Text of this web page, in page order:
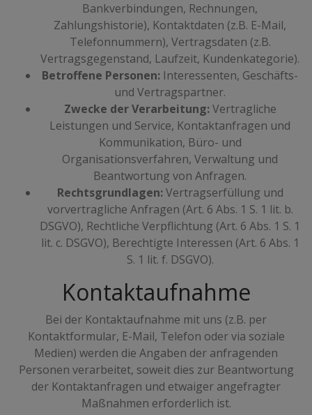
Bankverbindungen, Rechnungen,
Zahlungshistorie), Kontaktdaten (z.B. E-Mail,
Telefonnummern), Vertragsdaten (z.B.
Vertragsgegenstand, Laufzeit, Kundenkategorie).
Betroffene Personen: Interessenten, Geschäfts-
und Vertragspartner.
Zwecke der Verarbeitung:Vertragliche
Leistungen und Service, Kontaktanfragen und
Kommunikation, Büro- und
Organisationsverfahren, Verwaltung und
Beantwortung von Anfragen.
Rechtsgrundlagen:Vertragserfüllung und
vorvertragliche Anfragen (Art. 6 Abs. 1 S. 1 lit. b.
DSGVO), Rechtliche Verpflichtung (Art. 6 Abs. 1 S. 1
lit. c. DSGVO), Berechtigte Interessen (Art. 6 Abs. 1
S. 1 lit. f. DSGVO).
Kontaktaufnahme
Bei der Kontaktaufnahme mit uns (z.B. per
Kontaktformular, E-Mail, Telefon oder via soziale
Medien) werden die Angaben der anfragenden
Personen verarbeitet, soweit dies zur Beantwortung
der Kontaktanfragen und etwaiger angefragter
Maßnahmen erforderlich ist.